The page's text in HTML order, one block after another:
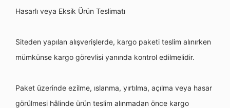
Hasarlı veya Eksik Ürün Teslimatı
Siteden yapılan alışverişlerde, kargo paketi teslim alınırken
mümkünse kargo görevlisi yanında kontrol edilmelidir.
Paket üzerinde ezilme, ıslanma, yırtılma, açılma veya hasar
görülmesi hâlinde ürün teslim alınmadan önce kargo